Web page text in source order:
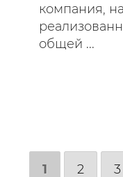
компания,
общей ...
1 2 3